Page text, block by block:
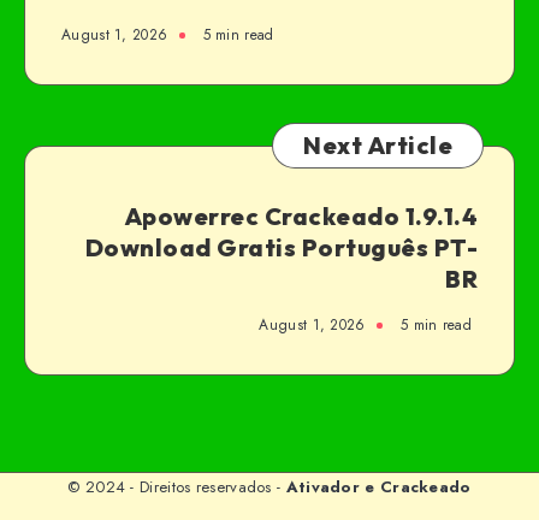
August 1, 2026 5 min read
Next Article
Apowerrec Crackeado 1.9.1.4
Download Gratis Português PT-
BR
August 1, 2026 5 min read
© 2024 - Direitos reservados - Ativador e Crackeado